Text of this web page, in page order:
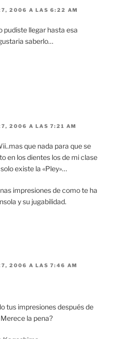
2006 A LAS 6:22 AM
pudiste llegar hasta esa
saberlo…
2006 A LAS 7:21 AM
que nada para que se
en los dientes los de mi clase
existe la «Pley»…
impresiones de como te ha
y su jugabilidad.
2006 A LAS 7:46 AM
tus impresiones después de
la pena?